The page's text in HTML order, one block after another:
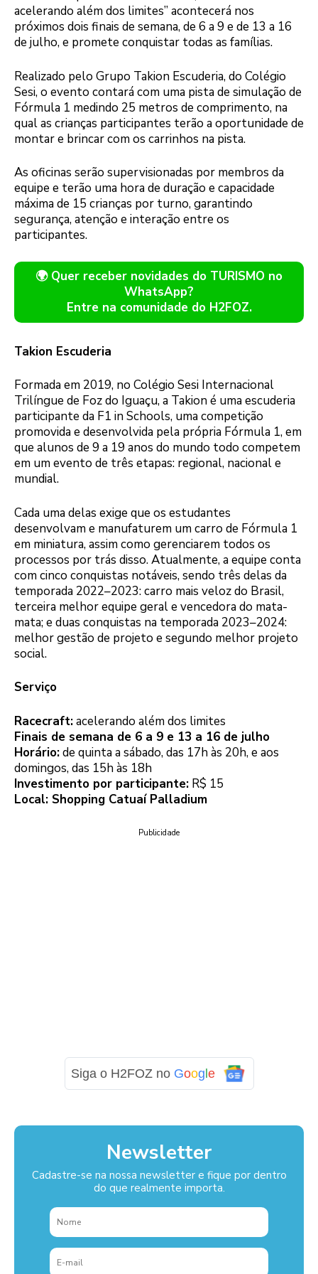
acelerando além dos limites” acontecerá nos
próximos dois finais de semana, de 6 a 9 e de 13 a 16
de julho, e promete conquistar todas as famílias.
Realizado pelo Grupo Takion Escuderia, do Colégio
Sesi, o evento contará com uma pista de simulação de
Fórmula 1 medindo 25 metros de comprimento, na
qual as crianças participantes terão a oportunidade de
montar e brincar com os carrinhos na pista.
As oficinas serão supervisionadas por membros da
equipe e terão uma hora de duração e capacidade
máxima de 15 crianças por turno, garantindo
segurança, atenção e interação entre os
participantes.
🌍 Quer receber novidades do TURISMO no
WhatsApp?
Entre na comunidade do H2FOZ.
Takion Escuderia
Formada em 2019, no Colégio Sesi Internacional
Trilíngue de Foz do Iguaçu, a Takion é uma escuderia
participante da F1 in Schools, uma competição
promovida e desenvolvida pela própria Fórmula 1, em
que alunos de 9 a 19 anos do mundo todo competem
em um evento de três etapas: regional, nacional e
mundial.
Cada uma delas exige que os estudantes
desenvolvam e manufaturem um carro de Fórmula 1
em miniatura, assim como gerenciarem todos os
processos por trás disso. Atualmente, a equipe conta
com cinco conquistas notáveis, sendo três delas da
temporada 2022–2023: carro mais veloz do Brasil,
terceira melhor equipe geral e vencedora do mata-
mata; e duas conquistas na temporada 2023–2024:
melhor gestão de projeto e segundo melhor projeto
social.
Serviço
Racecraft:acelerando além dos limites
Finais de semana de 6 a 9 e 13 a 16 de julho
Horário:de quinta a sábado, das 17h às 20h, e aos
domingos, das 15h às 18h
Investimento por participante: R$ 15
Local: Shopping Catuaí Palladium
Publicidade
Siga o H2FOZ no Google
Newsletter
Cadastre-se na nossa newsletter e fique por dentro
do que realmente importa.